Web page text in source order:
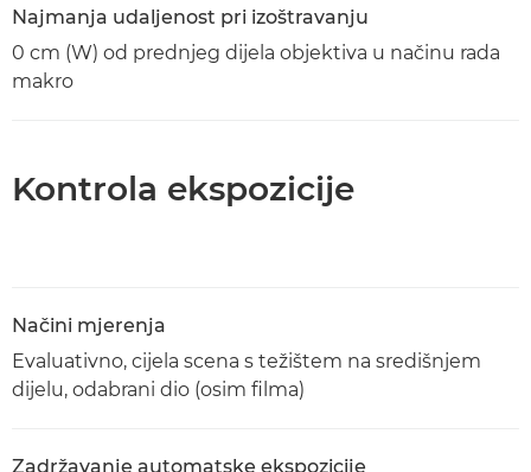
Najmanja udaljenost pri izoštravanju
0 cm (W) od prednjeg dijela objektiva u načinu rada
makro
Kontrola ekspozicije
Načini mjerenja
Evaluativno, cijela scena s težištem na središnjem
dijelu, odabrani dio (osim filma)
Zadržavanje automatske ekspozicije